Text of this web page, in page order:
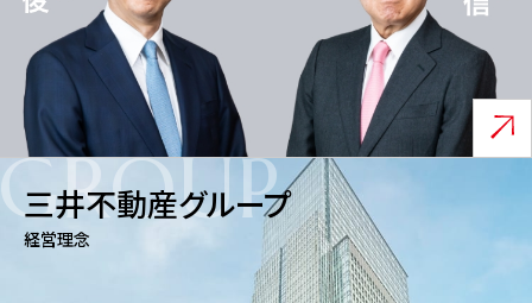
三井不動産グループ
経営理念